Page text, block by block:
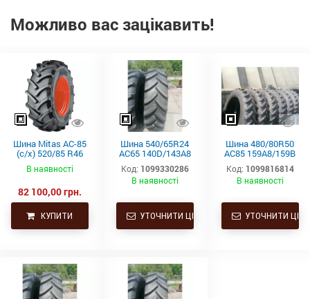
Можливо вас зацікавить!
Шина Mitas AC-85
(с/х) 520/85 R46
158A8/158B
В наявності
82 100,00 грн.
КУПИТИ
Шина 540/65R24
AC65 140D/143A8
TL Mitas Чехія
Код: 1099330286
В наявності
УТОЧНИТИ ЦІНУ
Шина 480/80R50
AC85 159A8/159B
TL Mitas Чехія
Код: 1099816814
В наявності
УТОЧНИТИ ЦІНУ